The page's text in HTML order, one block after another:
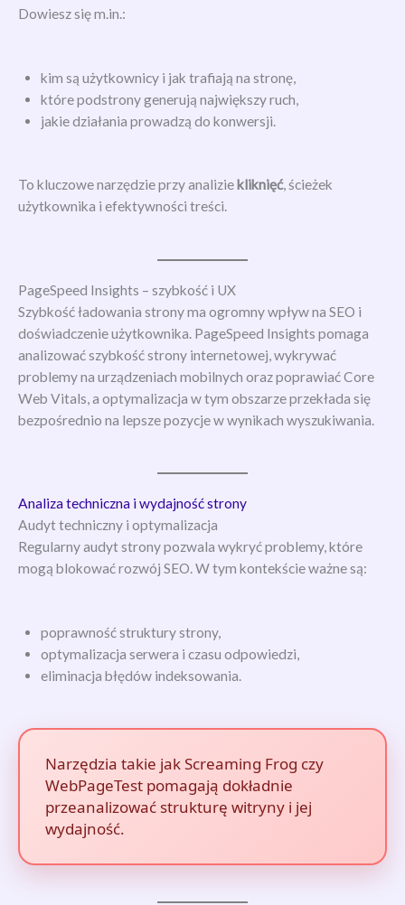
Dowiesz się m.in.:
kim są użytkownicy i jak trafiają na stronę,
które podstrony generują największy ruch,
jakie działania prowadzą do konwersji.
To kluczowe narzędzie przy analiziekliknięć, ścieżek
użytkownika i efektywności treści.
PageSpeed Insights – szybkość i UX
Szybkość ładowania strony ma ogromny wpływ na SEO i
doświadczenie użytkownika. PageSpeed Insights pomaga
analizować szybkość strony internetowej, wykrywać
problemy na urządzeniach mobilnych oraz poprawiać Core
Web Vitals, a optymalizacja w tym obszarze przekłada się
bezpośrednio na lepsze pozycje w wynikach wyszukiwania.
Analiza techniczna i wydajność strony
Audyt techniczny i optymalizacja
Regularny audyt strony pozwala wykryć problemy, które
mogą blokować rozwój SEO. W tym kontekście ważne są:
poprawność struktury strony,
optymalizacja serwera i czasu odpowiedzi,
eliminacja błędów indeksowania.
Narzędzia takie jak Screaming Frog czy
WebPageTest pomagają dokładnie
przeanalizować strukturę witryny i jej
wydajność.